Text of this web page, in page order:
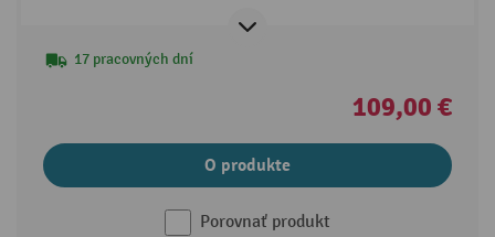
17 pracovných dní
109,00 €
O produkte
Porovnať produkt